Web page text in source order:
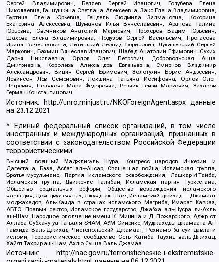
Сергей Владимирович, Беляев Сергей Иванович, Голубева Елена
Николаевна, Ганнушкина Светлана Алексеевна, Закс Елена Владимировна,
Буртина Елена Юрьевна, Гендель Людмила Залмановна, Кокорина
Екатерина Алексеевна, Шуманов Илья Вячеславович, Арапова Галина
Юрьевна, Свечников Анатолий Мариевич, Прохоров Вадим Юрьевич,
Шахова Елена Владимировна, Подузов Сергей Васильевич, Протасова
Ирина Вячеславовна, Литинский Леонид Борисович, Лукашевский Сергей
Маркович, Бахмин Вячеслав Иванович, Шабад Анатолий Ефимович, Сухих
Дарья Николаевна, Орлов Олег Петрович, Добровольская Анна
Дмитриевна, Королева Александра Евгеньевна, Смирнов Владимир
Александрович, Вицин Сергей Ефимович, Золотухин Борис Андреевич,
Левинсон Лев Семенович, Локшина Татьяна Иосифовна, Орлов Олег
Петрович, Полякова Мара Федоровна, Резник Генри Маркович, Захаров
Герман Константинович
Источник: http://unro.minjust.ru/NKOForeignAgent.aspxданные
на23.12.2021
* Единый федеральный список организаций, в том числе
иностранных и международных организаций, признанных в
соответствии с законодательством Российской Федерации
террористическими:
Высший военный Маджлисуль Шура, Конгресс народов Ичкерии и
Дагестана, База, Асбат аль-Ансар, Священная война, Исламская группа,
Братья-мусульмане, Партия исламского освобождения, Лашкар-И-Тайба,
Исламская группа, Движение Талибан, Исламская партия Туркестана,
Общество социальных реформ, Общество возрождения исламского
наследия, Дом двух святых, Джунд аш-Шам, Исламский джихад – Джамаат
моджахедов, Аль-Каида в странах исламского Магриба, Имарат Кавказ,
АБТО, Правый сектор, Исламское государство, Джабха аль-Нусра ли-Ахль
аш-Шам, Народное ополчение имени К. Минина и Д. Пожарского, Аджр от
Аллаха Субхану уа Тагьаля SHAM, АУМ Синрике, Муджахеды джамаата Ат-
Тавхида Валь-Джихад, Чистопольский Джамаат, Рохнамо ба суи давлати
исломи, Террористическое сообщество Сеть, Катиба Таухид валь-Джихад,
Хайят Тахрир аш-Шам, Ахлю Сунна Валь Джамаа
Источник:
http://nac.gov.ru/terroristicheskie-i-ekstremistskie-